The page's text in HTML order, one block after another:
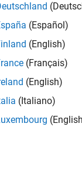
= {[1 2 3]';
=
8
7
(Español)
(English)
(Français)
(English)
(Italiano)